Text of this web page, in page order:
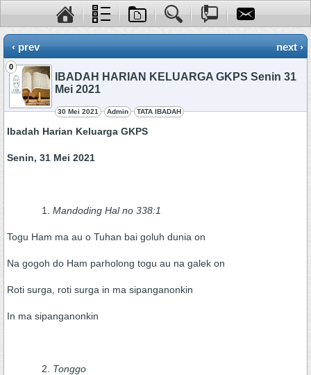
‹ prev next ›
0
IBADAH HARIAN KELUARGA GKPS Senin 31
Mei 2021
30 Mei 2021 Admin TATA IBADAH
Ibadah Harian Keluarga GKPS
Senin, 31 Mei 2021
Mandoding Hal no 338:1
Togu Ham ma au o Tuhan bai goluh dunia on
Na gogoh do Ham parholong togu au na galek on
Roti surga, roti surga in ma sipanganonkin
In ma sipanganonkin
Tonggo